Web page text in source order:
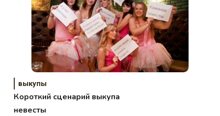
выкупы
Короткий сценарий выкупа
невесты